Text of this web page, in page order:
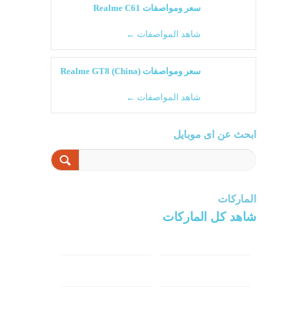
سعر ومواصفات Realme C61
شاهد المواصفات ←
سعر ومواصفات Realme GT8 (China)
شاهد المواصفات ←
ابحث عن اى موبايل
الماركات
شاهد كل الماركات